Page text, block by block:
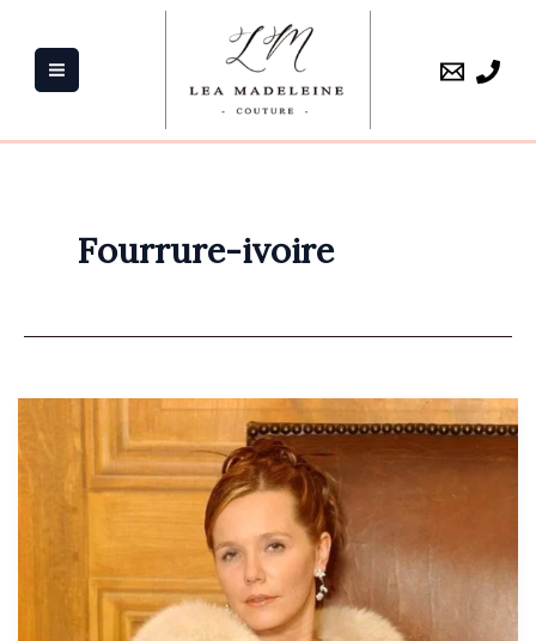
contenu
Fourrure-ivoire